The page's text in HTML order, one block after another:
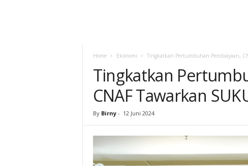
Home Ekonomi Tingkatkan Pertumbuhan Pembiayaan,
Tingkatkan
CNAF Tawarkan
By Birny - 12 Juni 2024